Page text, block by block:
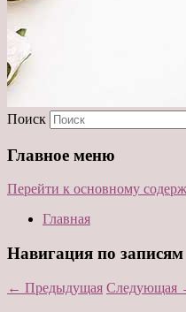
Поиск
Главное меню
Перейти к основному
Главная
Навигация по записям
← Предыдущая Следующая